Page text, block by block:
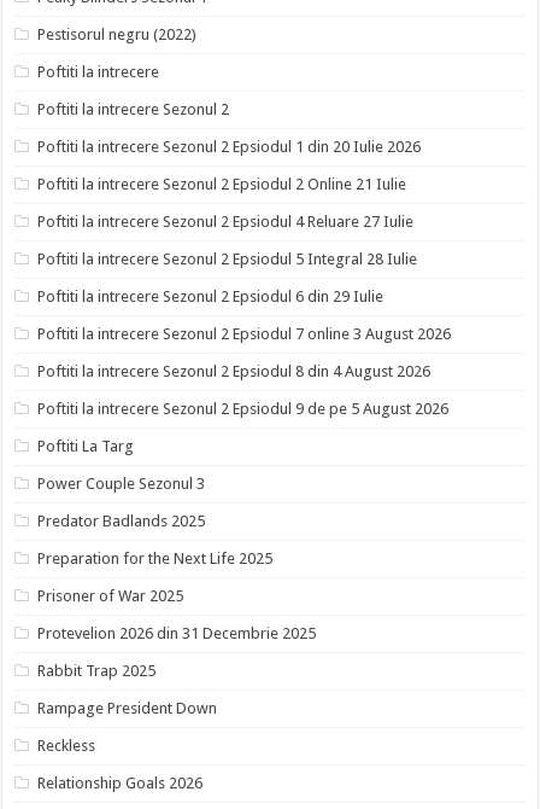
Pestisorul negru (2022)
Poftiti la intrecere
Poftiti la intrecere Sezonul 2
Poftiti la intrecere Sezonul 2 Epsiodul 1 din 20 Iulie 2026
Poftiti la intrecere Sezonul 2 Epsiodul 2 Online 21 Iulie
Poftiti la intrecere Sezonul 2 Epsiodul 4 Reluare 27 Iulie
Poftiti la intrecere Sezonul 2 Epsiodul 5 Integral 28 Iulie
Poftiti la intrecere Sezonul 2 Epsiodul 6 din 29 Iulie
Poftiti la intrecere Sezonul 2 Epsiodul 7 online 3 August 2026
Poftiti la intrecere Sezonul 2 Epsiodul 8 din 4 August 2026
Poftiti la intrecere Sezonul 2 Epsiodul 9 de pe 5 August 2026
Poftiti La Targ
Power Couple Sezonul 3
Predator Badlands 2025
Preparation for the Next Life 2025
Prisoner of War 2025
Protevelion 2026 din 31 Decembrie 2025
Rabbit Trap 2025
Rampage President Down
Reckless
Relationship Goals 2026